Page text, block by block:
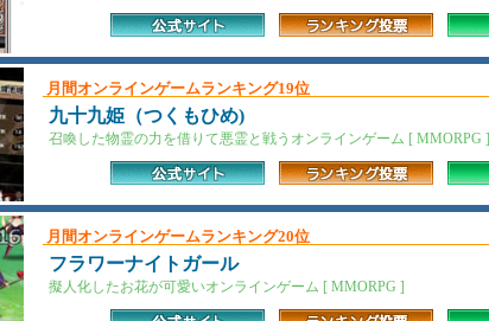
月間オンラインゲームランキング19位
九十九姫（つくもひめ)
召喚した物霊の力を借りて悪霊と戦うオンラインゲーム [ MMORPG ]
月間オンラインゲームランキング20位
フラワーナイトガール
擬人化したお花が可愛いオンラインゲーム [ MMORPG ]